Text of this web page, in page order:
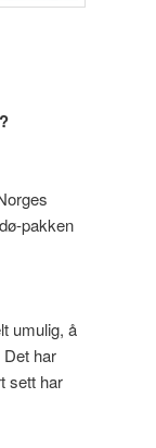
pakken
umulig, å
har
sett har